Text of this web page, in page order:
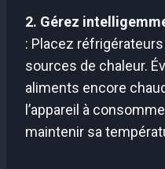
2. Gérez
: Placez
sources de chaleur.
aliments encore
l’appareil à
maintenir sa